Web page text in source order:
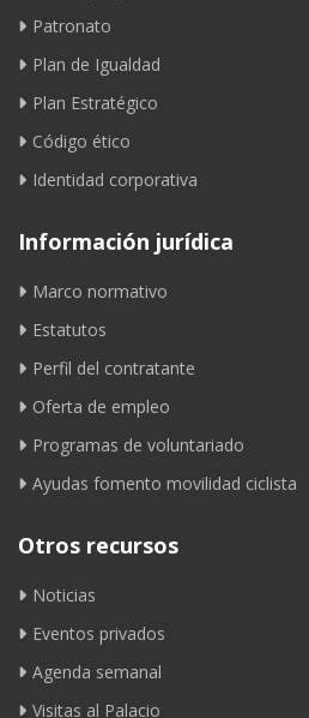
Patronato
Plan de Igualdad
Plan Estratégico
Código ético
Identidad corporativa
Información jurídica
Marco normativo
Estatutos
Perfil del contratante
Oferta de empleo
Programas de voluntariado
Ayudas fomento movilidad ciclista
Otros recursos
Noticias
Eventos privados
Agenda semanal
Visitas al Palacio